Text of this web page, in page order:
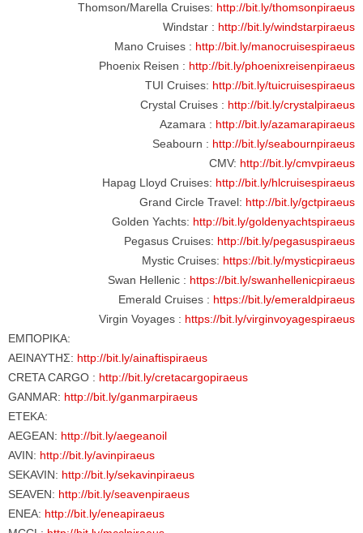
Thomson/Marella Cruises: http://bit.ly/thomsonpiraeus
Windstar : http://bit.ly/windstarpiraeus
Mano Cruises : http://bit.ly/manocruisespiraeus
Phoenix Reisen : http://bit.ly/phoenixreisenpiraeus
TUI Cruises: http://bit.ly/tuicruisespiraeus
Crystal Cruises : http://bit.ly/crystalpiraeus
Azamara : http://bit.ly/azamarapiraeus
Seabourn : http://bit.ly/seabournpiraeus
CMV: http://bit.ly/cmvpiraeus
Hapag Lloyd Cruises: http://bit.ly/hlcruisespiraeus
Grand Circle Travel: http://bit.ly/gctpiraeus
Golden Yachts: http://bit.ly/goldenyachtspiraeus
Pegasus Cruises: http://bit.ly/pegasuspiraeus
Mystic Cruises: https://bit.ly/mysticpiraeus
Swan Hellenic : https://bit.ly/swanhellenicpiraeus
Emerald Cruises : https://bit.ly/emeraldpiraeus
Virgin Voyages : https://bit.ly/virginvoyagespiraeus
ΕΜΠΟΡΙΚΑ:
ΑΕΙΝΑΥΤΗΣ: http://bit.ly/ainaftispiraeus
CRETA CARGO : http://bit.ly/cretacargopiraeus
GANMAR: http://bit.ly/ganmarpiraeus
ΕΤΕΚΑ:
AEGEAN: http://bit.ly/aegeanoil
AVIN: http://bit.ly/avinpiraeus
SEKAVIN: http://bit.ly/sekavinpiraeus
SEAVEN: http://bit.ly/seavenpiraeus
ENEA: http://bit.ly/eneapiraeus